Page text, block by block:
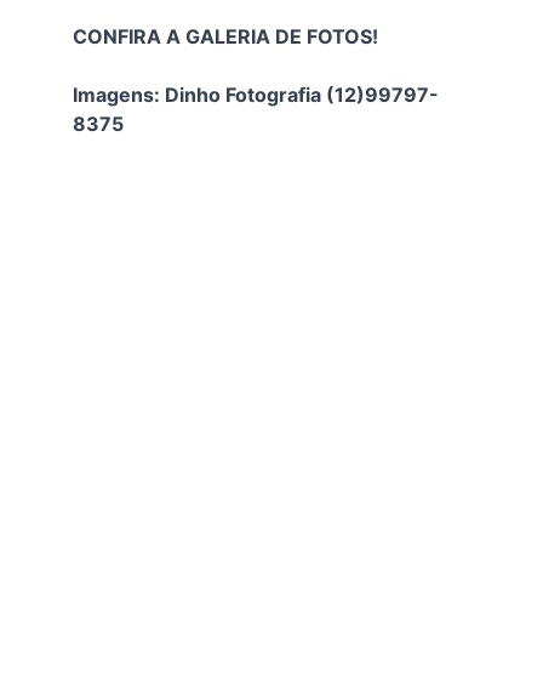
CONFIRA A GALERIA DE FOTOS!
Imagens: Dinho Fotografia (12)99797-
8375